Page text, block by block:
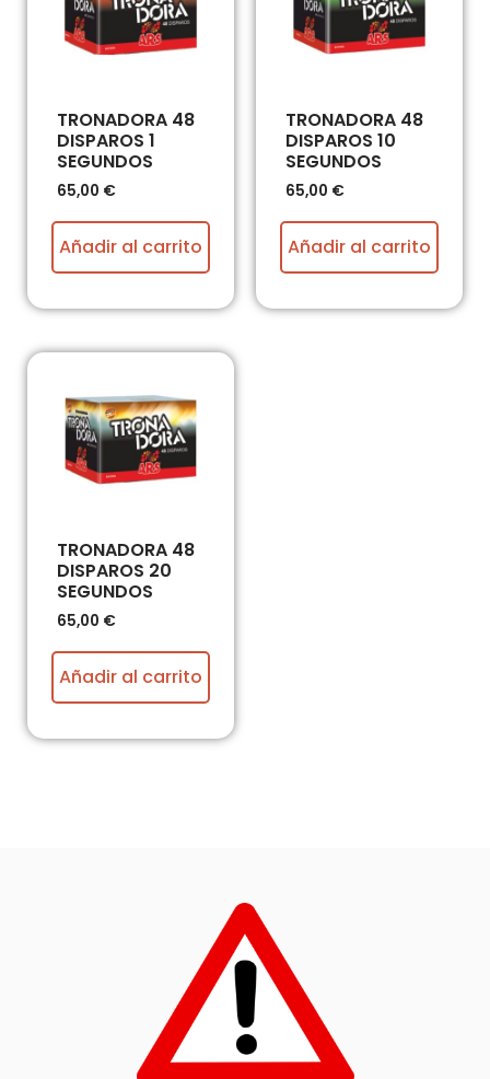
TRONADORA 48
DISPAROS 1
SEGUNDOS
65,00 €
Añadir al carrito
TRONADORA 48
DISPAROS 10
SEGUNDOS
65,00 €
Añadir al carrito
TRONADORA 48
DISPAROS 20
SEGUNDOS
65,00 €
Añadir al carrito